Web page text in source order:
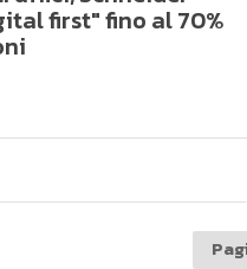
first" fino al 70%